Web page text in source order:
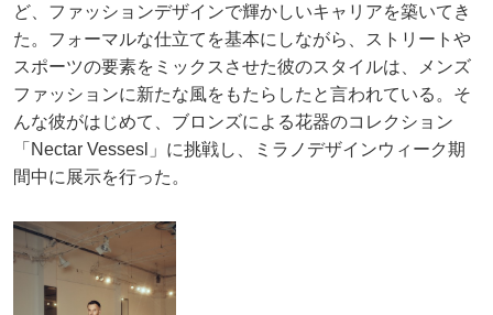
ど、ファッションデザインで輝かしいキャリアを築いてき
た。フォーマルな仕立てを基本にしながら、ストリートや
スポーツの要素をミックスさせた彼のスタイルは、メンズ
ファッションに新たな風をもたらしたと言われている。そ
んな彼がはじめて、ブロンズによる花器のコレクション
「Nectar Vessesl」に挑戦し、ミラノデザインウィーク期
間中に展示を行った。